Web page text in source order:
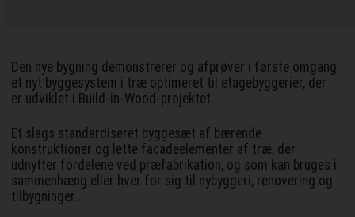
Den nye bygning demonstrerer og afprøver i første omgang
et nyt byggesystem i træ optimeret til etagebyggerier, der
er udviklet i Build-in-Wood-projektet.
Et slags standardiseret byggesæt af bærende
konstruktioner og lette facadeelementer af træ, der
udnytter fordelene ved præfabrikation, og som kan bruges i
sammenhæng eller hver for sig til nybyggeri, renovering og
tilbygninger.